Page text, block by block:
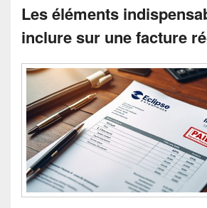
Les éléments
inclure sur une facture